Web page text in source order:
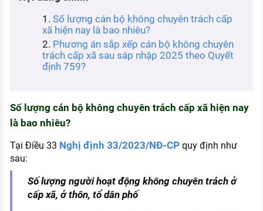
Tử vi nghề nghiệp
Kỹ năng nghề nghiệp
HƯỚNG NGHIỆP VIỆC LÀM
Xu hướng việc làm
XÂY DỰNG VÀ PHÁT TRIỂN ĐỘI NGŨ
NHÂN SỰ
TUYỂN DỤNG VIỆC LÀM
Số lượng cán bộ không chuyên trách cấp
xã hiện nay là bao nhiêu?
Phương án sắp xếp cán bộ không chuyên
trách cấp xã sau sáp nhập 2025 theo Quyết
định 759?
Số lượng cán bộ không chuyên trách cấp xã hiện nay
là bao nhiêu?
Tại Điều 33 Nghị định 33/2023/NĐ-CPquy định như
sau:
Số lượng người hoạt động không chuyên trách ở
cấp xã, ở thôn, tổ dân phố